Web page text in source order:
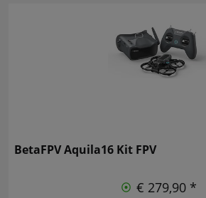
BetaFPV Aquila16 Kit FPV
€ 279,90 *